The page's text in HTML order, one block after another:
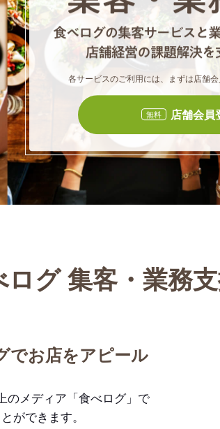
各サービスのご利用には、まずは店舗会
無料 店舗会員
ログ 集客・業務
でお店をアピール
のメディア「食べログ」で
ができます。